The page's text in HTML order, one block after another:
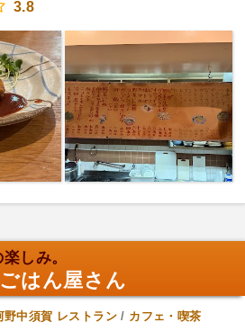
3.8
しみ。
はん屋さん
野中須賀 レストラン/ カフェ・喫茶